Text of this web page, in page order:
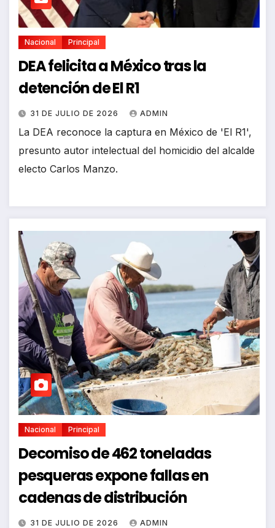
Nacional Principal
DEA felicita a México tras la
detención de El R1
31 DE JULIO DE 2026 ADMIN
La DEA reconoce la captura en México de 'El R1',
presunto autor intelectual del homicidio del alcalde
electo Carlos Manzo.
Nacional Principal
Decomiso de 462 toneladas
pesqueras expone fallas en
cadenas de distribución
31 DE JULIO DE 2026 ADMIN